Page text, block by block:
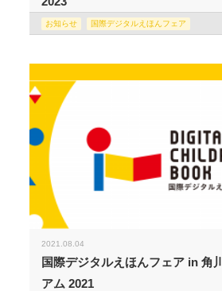
お知らせ 国際デジタルえほんフェア
2021.08.04
国際デジタルえほんフェア in 角
アム 2021